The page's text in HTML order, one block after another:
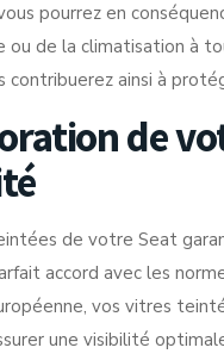
pourrez en
ou de la climatisation à
contribuerez ainsi à
de
de votre Seat
accord avec les
vos vitres
une visibilité